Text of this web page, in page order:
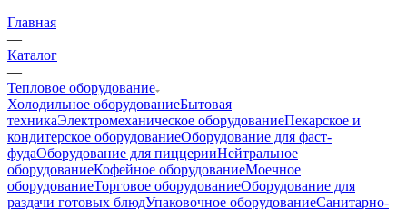
Главная
—
Каталог
—
Тепловое оборудование
Холодильное оборудованиеБытовая
техникаЭлектромеханическое оборудованиеПекарское и
кондитерское оборудованиеОборудование для фаст-
фудаОборудование для пиццерииНейтральное
оборудованиеКофейное оборудованиеМоечное
оборудованиеТорговое оборудованиеОборудование для
раздачи готовых блюдУпаковочное оборудованиеСанитарно-